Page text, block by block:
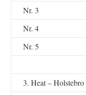
Nr. 3
Nr. 4
Nr. 5
3. Heat – Holstebro